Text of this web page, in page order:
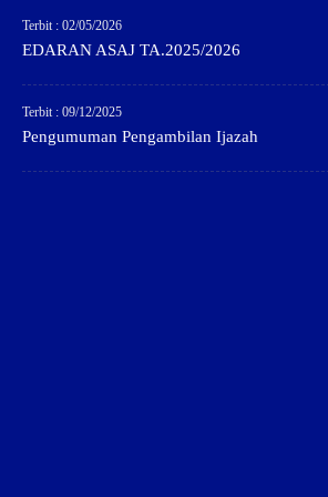
Terbit : 02/05/2026
EDARAN ASAJ TA.2025/2026
Terbit : 09/12/2025
Pengumuman Pengambilan Ijazah